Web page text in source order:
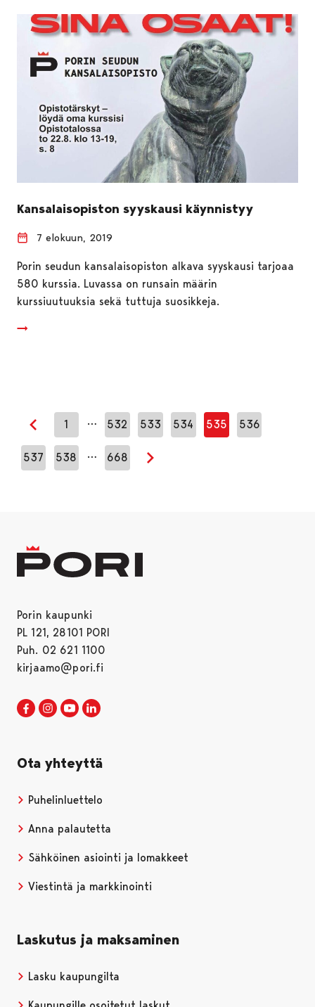
Kansalaisopiston syyskausi käynnistyy
7 elokuun, 2019
Porin seudun kansalaisopiston alkava syyskausi tarjoaa
580 kurssia. Luvassa on runsain määrin
kurssiuutuuksia sekä tuttuja suosikkeja.
Edellinen sivu
1 … 532 533 534 535 536
537 538 … 668
Seuraava sivu
Porin kaupunki
PL 121, 28101 PORI
Puh. 02 621 1100
kirjaamo@pori.fi
Porin kaupunki Facebookissa
Avautuu uudessa välilehdessä
Porin kaupunki Instagramissa
Avautuu uudessa välilehdessä
Porin kaupunki Youtubessa
Avautuu uudessa välilehdessä
Ota yhteyttä
Puhelinluettelo
Anna palautetta
Sähköinen asiointi ja lomakkeet
Viestintä ja markkinointi
Laskutus ja maksaminen
Lasku kaupungilta